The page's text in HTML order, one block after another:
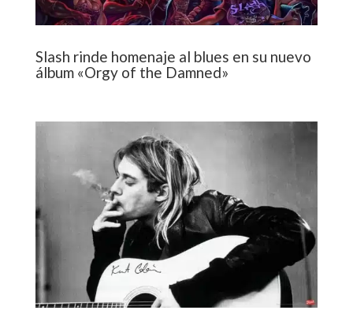
Slash rinde homenaje al blues en su nuevo
álbum «Orgy of the Damned»